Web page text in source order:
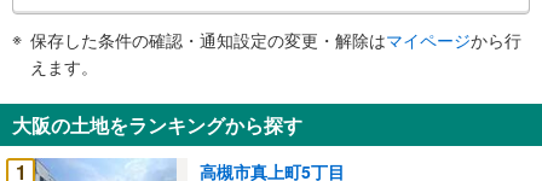
知
を
受
保存した条件の確認・通知設定の変更・解除はマイページから行
えます。
大阪の土地をランキングから探す
1
高槻市真上町5丁目